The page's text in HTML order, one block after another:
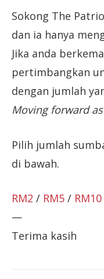
Sokong The
dan ia hanya
Jika anda
pertimbangkan
dengan jumlah
Moving forward
Pilih jumlah
di bawah.
RM2 / RM5 / RM10
—
Terima kasih